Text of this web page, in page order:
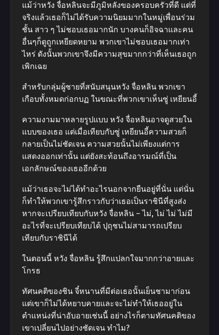
แม้ว่าหวัง จื่อหลินจะมีภูมิหลังของครอบครัวที่ดี แต่ที่
จริงแล้วเธอก็ไม่ได้รับความนิยมมากในหมู่เพื่อนร่วม
ชั้น สาว ๆ ไม่ชอบเธอมากนัก บางคนก็อิจฉาและคน
อื่นๆก็ดูถูกเหยียดหยาม พวกเขาไม่ชอบเธอมากเท่า
ไหร่ ดังนั้นพวกเขาจึงมีความสุขมากกว่าที่เห็นเธอถูก
เพิกเฉย
สำหรับกลุ่มผู้ชายที่สนับสนุนหวัง จื่อหลิน พวกเขา
เกือบทั้งหมดก่อกบฏ ในขณะที่​พวกเขาเห็นซู่ เหยียนอี้
ความงามมาหลายรูปแบบ หวัง จื่อหลินอาจดูสวยใน
แบบของเธอ แต่เมื่อเทียบกับซู่ เหยียนอี้ความสวยก็
กลายเป็น​ไม่ชัดเจน ความสวยนั้นไม่เพียงแต่การ
แสดงออกเท่านั้น แต่ยังสะท้อนถึงอารมณ์ที่เป็น
เอกลักษณ์ของเธออีกด้วย
แม้ว่าเธอจะไม่ได้ทำอะไรนอกจากยืนอยู่ที่นั่น แต่นั่น
ก็ทำให้พวกเขารู้สึกราวกับว่าเธอเป็นราชินีที่สูงส่ง
หากจะเปรียบเทียบกับหวัง จื่อหลิน – ไม่, ไม่ ไม่ ไม่มี
อะไรที่จะเปรียบเทียบได้ ปุถุชนไม่สามารถเปรียบ
เทียบกับราชินีได้
ในตอนนี้ หวัง จื่อหลิน รู้สึกแปลกใจมากกว่าอายและ
โกรธ
ทัศนคติของชิน จี๋หนานที่มีต่อเธอนั้นเย็นชามาก่อน
แต่เขาก็ไม่ได้หยาบคายและจะไม่ทำให้เธออยู่ใน
ตำแหน่งที่น่าอับอายเช่นนี้ อย่างไรก็ตามทัศนคติของ
เขาเปลี่ยนไปอย่างชัดเจน ทำไม?